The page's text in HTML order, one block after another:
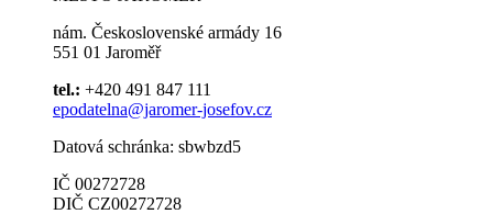
nám. Československé armády 16
551 01 Jaroměř
tel.: +420 491 847 111
epodatelna@jaromer-josefov.cz
Datová schránka: sbwbzd5
IČ 00272728
DIČ CZ00272728